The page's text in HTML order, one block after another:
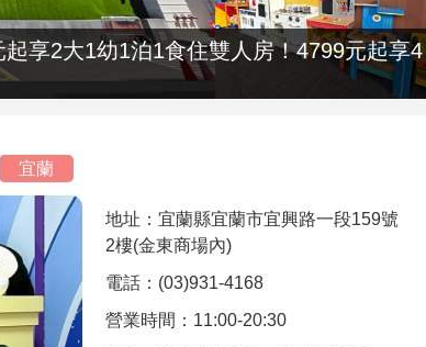
享2大1幼1泊1食住雙人房！4799元起享4
宜蘭
地址：宜蘭縣宜蘭市宜興路一段159號
2樓(金東商場內)
電話：(03)931-4168
營業時間：11:00-20:30